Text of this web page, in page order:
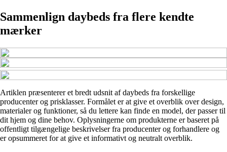
Sammenlign daybeds fra flere kendte
mærker
Artiklen præsenterer et bredt udsnit af daybeds fra forskellige
producenter og prisklasser. Formålet er at give et overblik over design,
materialer og funktioner, så du lettere kan finde en model, der passer til
dit hjem og dine behov. Oplysningerne om produkterne er baseret på
offentligt tilgængelige beskrivelser fra producenter og forhandlere og
er opsummeret for at give et informativt og neutralt overblik.